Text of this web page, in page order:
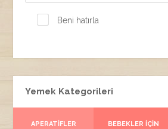
Beni hatırla
Yemek Kategorileri
APERATIFLER BEBEKLER İÇIN